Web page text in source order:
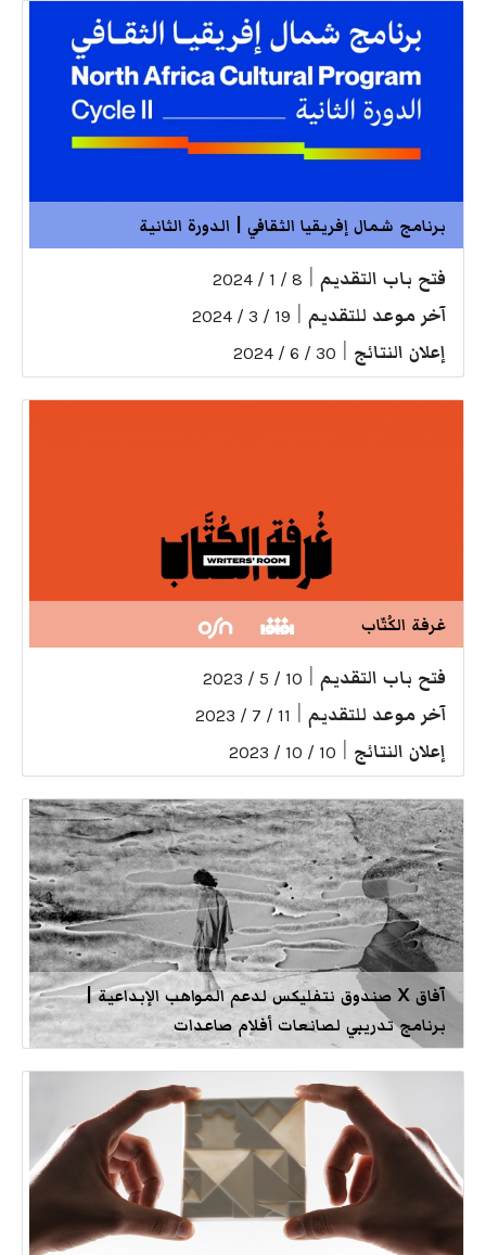
برنامج شمال إفريقيا الثقافي | الدورة الثانية
فتح باب التقديم 8 / 1 / 2024
آخر موعد للتقديم 19 / 3 / 2024
إعلان النتائج 30 / 6 / 2024
غرفة الكُتّاب
فتح باب التقديم 10 / 5 / 2023
آخر موعد للتقديم 11 / 7 / 2023
إعلان النتائج 10 / 10 / 2023
آفاق X صندوق نتفليكس لدعم المواهب الإبداعية |
برنامج تدريبي لصانعات أفلام صاعدات